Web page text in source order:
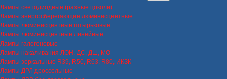
Лампы светодиодные (разные цоколи)
Лампы энергосберегающие люминисцентные
Лампы люминисцентные штырьковые
Лампы люминисцентные линейные
Лампы галогеновые
Лампы накаливания ЛОН, ДС, ДШ, МО
Лампы зеркальные R39, R50, R63, R80, ИКЗК
Лампы ДРЛ дроссельные